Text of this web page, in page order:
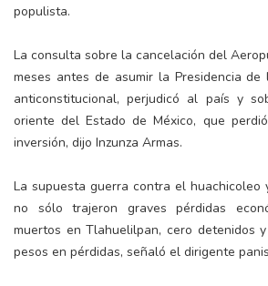
populista.
La consulta sobre la cancelación del
meses antes de asumir la Presidencia
anticonstitucional, perjudicó al país y
oriente del Estado de México, que
inversión, dijo Inzunza Armas.
La supuesta guerra contra el huachicoleo
no sólo trajeron graves pérdidas
muertos en Tlahuelilpan, cero detenidos
pesos en pérdidas, señaló el dirigente